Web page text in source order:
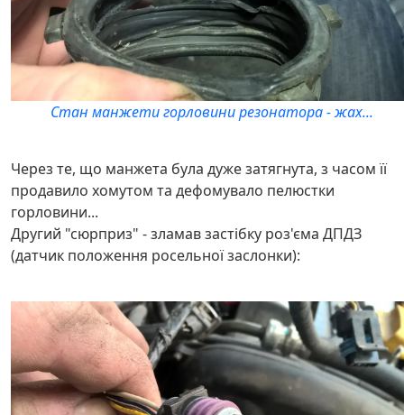
Стан манжети горловини резонатора - жах...
Через те, що манжета була дуже затягнута, з часом її
продавило хомутом та дефомувало пелюстки
горловини...
Другий "сюрприз" - зламав застібку роз'єма ДПДЗ
(датчик положення росельної заслонки):